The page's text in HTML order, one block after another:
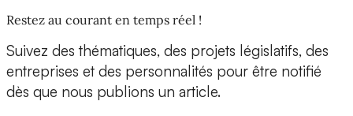
Restez au courant en temps réel !
Suivez des thématiques, des projets législatifs, des
entreprises et des personnalités pour être notifié
dès que nous publions un article.